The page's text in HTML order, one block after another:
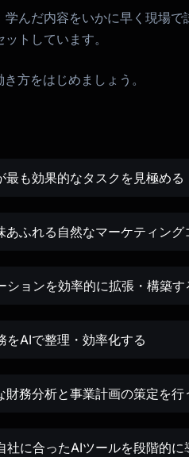
学んだ内容をいかに早く現場
トしています。
方をはじめましょう。
最も効果的なタスクを見極める
あふれる自然なマーケティング
ションを効率的に拡張・構築す
をAIで整理・効率化する
務分析と事業計画の策定を行
社に合ったAIツールを段階的に